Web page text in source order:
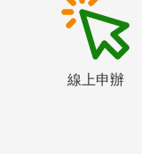
線上申辦